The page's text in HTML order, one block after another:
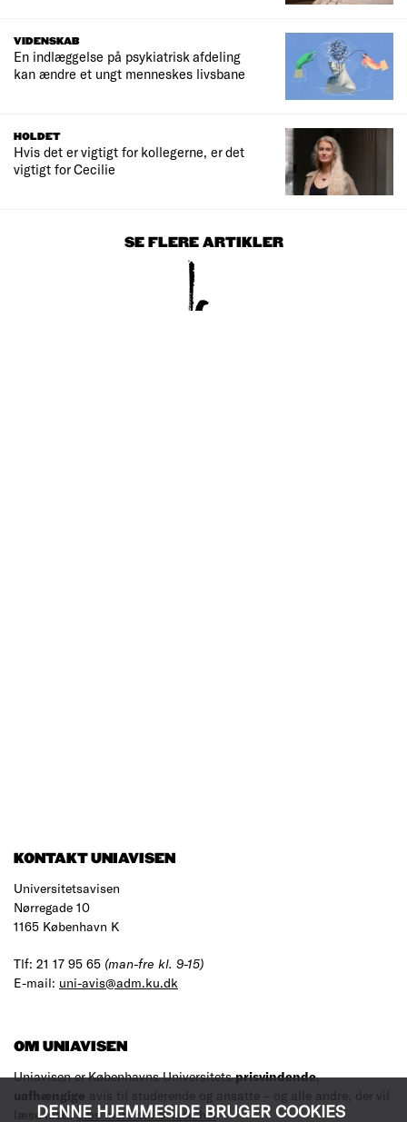
DENNE HJEMMESIDE BRUGER COOKIES
VIDENSKAB
En indlæggelse på psykiatrisk afdeling
kan ændre et ungt menneskes livsbane
HOLDET
Hvis det er vigtigt for kollegerne, er det
vigtigt for Cecilie
SE FLERE ARTIKLER
KONTAKT UNIAVISEN
Universitetsavisen
Nørregade 10
1165 København K
Tlf: 21 17 95 65 (man-fre kl. 9-15)
E-mail: uni-avis@adm.ku.dk
OM UNIAVISEN
Uniavisen er Københavns Universitetsprisvindende,
uafhængige avis til studerende og ansatte – og alle andre, der vil
læse med.Læs mere om avisen her.